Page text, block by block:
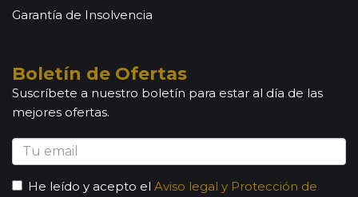
Garantía de Insolvencia
Boletín de Ofertas
Suscríbete a nuestro boletín para estar al día de las
mejores ofertas.
He leído y acepto el Aviso legal y Protección de